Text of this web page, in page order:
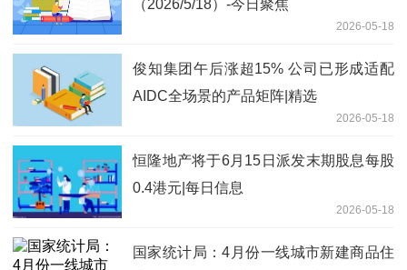
（2026/5/18）-今日聚焦
2026-05-18
俊知集团午后涨超15% 公司已形成适配
AIDC全场景的产品矩阵|精选
2026-05-18
恒隆地产将于6月15日派发末期股息每股
0.4港元|每日信息
2026-05-18
国家统计局：4月份一线城市新建商品住